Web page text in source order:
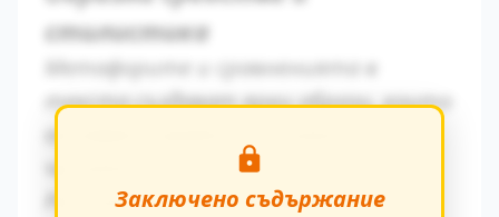
стилистика
Метафорите и сравненията в
текста създават ярки образи, които
остават трайно в съзнанието на
читателя.
Ритъмът на повествованието се
Заключено съдържание